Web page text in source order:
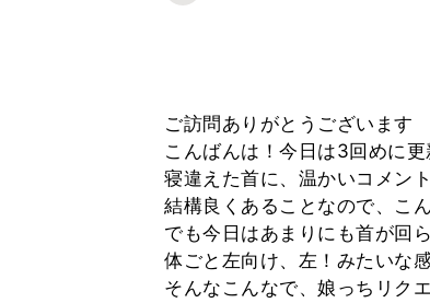
ご訪問ありがとうございます
こんばんは！今日は3回めに更
寝違えた首に、温かいコメン
結構良くあることなので、こ
でも今日はあまりにも首が回
体ごと左向け、左！みたいな
そんなこんなで、娘っちリク